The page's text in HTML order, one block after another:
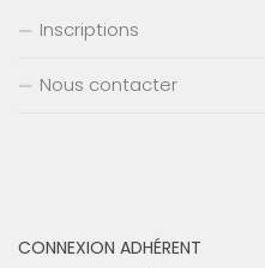
Inscriptions
Nous contacter
CONNEXION ADHÉRENT